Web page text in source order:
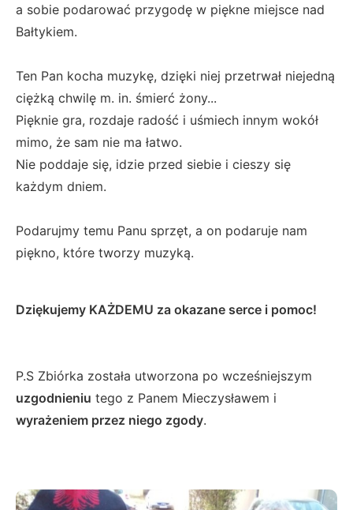
a sobie podarować przygodę w piękne miejsce nad
Bałtykiem.
Ten Pan kocha muzykę, dzięki niej przetrwał niejedną
ciężką chwilę m. in. śmierć żony...
Pięknie gra, rozdaje radość i uśmiech innym wokół
mimo, że sam nie ma łatwo.
Nie poddaje się, idzie przed siebie i cieszy się
każdym dniem.
Podarujmy temu Panu sprzęt, a on podaruje nam
piękno, które tworzy muzyką.
Dziękujemy KAŻDEMU za okazane serce i pomoc!
P.S Zbiórka została utworzona po wcześniejszym
uzgodnieniu tego z Panem Mieczysławem i
wyrażeniem przez niego zgody.